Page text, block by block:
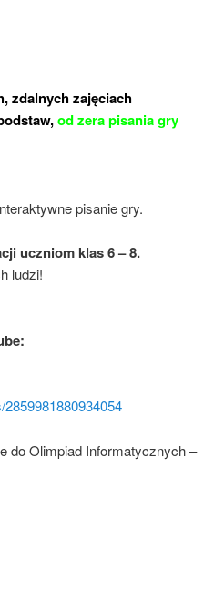
zdalnychzajęciach
od zera pisania gry
pisanie gry.
uczniom klas 6 – 8.
ludzi!
do Olimpiad Informatycznych –